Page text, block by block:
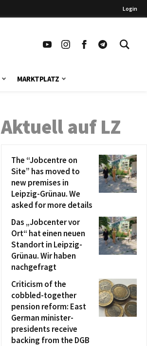
Login
MARKTPLATZ
Aktuell auf LZ
The “Jobcentre on
Site” has moved to
new premises in
Leipzig-Grünau. We
asked for more details
Das „Jobcenter vor
Ort“ hat einen neuen
Standort in Leipzig-
Grünau. Wir haben
nachgefragt
Criticism of the
cobbled-together
pension reform: East
German minister-
presidents receive
backing from the DGB